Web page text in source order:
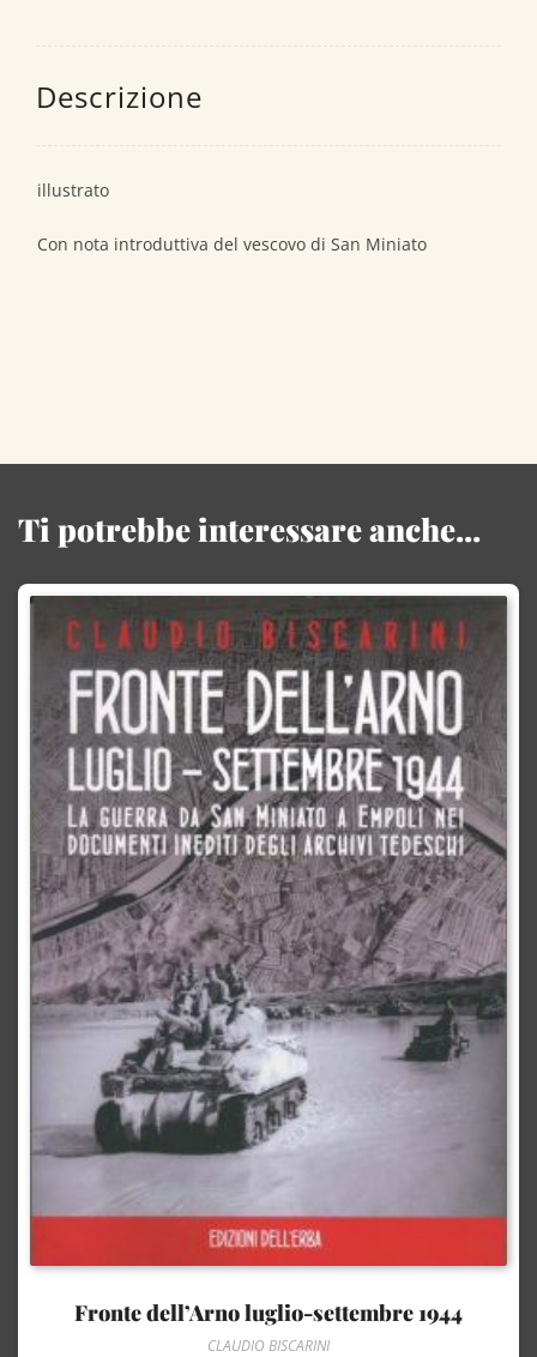
Descrizione
illustrato
Con nota introduttiva del vescovo di San Miniato
Ti potrebbe interessare anche...
Fronte dell’Arno luglio-settembre 1944
CLAUDIO BISCARINI